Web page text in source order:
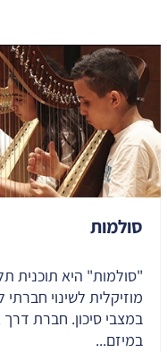
סולמות
"סולמות" היא תוכנית
מוזיקלית לשינוי חברתי
במצבי סיכון. חברת
במיזם...